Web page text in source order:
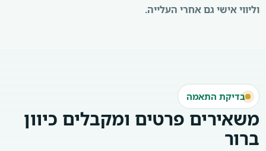
וליווי אישי גם אחרי העלייה.
בדיקת התאמה
משאירים פרטים ומקבלים כיוון
ברור